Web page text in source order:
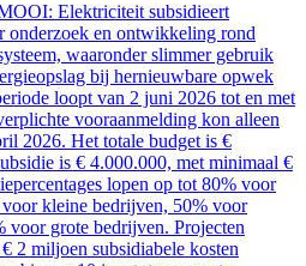
Elektriciteit subsidieert
onderzoek en ontwikkeling rond
waaronder slimmer gebruik
bij hernieuwbare opwek
loopt van 2 juni 2026 tot en met
vooraanmelding kon alleen
2026. Het totale budget is €
is € 4.000.000, met minimaal €
lopen op tot 80% voor
kleine bedrijven, 50% voor
voor grote bedrijven. Projecten
2 miljoen subsidiabele kosten